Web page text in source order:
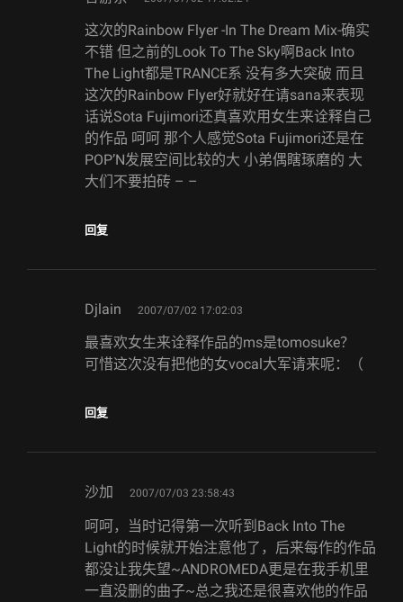
这次的Rainbow Flyer -In The Dream Mix-确实
不错 但之前的Look To The Sky啊Back Into
The Light都是TRANCE系 没有多大突破 而且
这次的Rainbow Flyer好就好在请sana来表现
话说Sota Fujimori还真喜欢用女生来诠释自己
的作品 呵呵 那个人感觉Sota Fujimori还是在
POP’N发展空间比较的大 小弟偶瞎琢磨的 大
大们不要拍砖 – –
回复
Djlain says:
2007/07/02 17:02:03
最喜欢女生来诠释作品的ms是tomosuke？
可惜这次没有把他的女vocal大军请来呢：（
回复
沙加 says:
2007/07/03 23:58:43
呵呵，当时记得第一次听到Back Into The
Light的时候就开始注意他了，后来每作的作品
都没让我失望~ANDROMEDA更是在我手机里
一直没删的曲子~总之我还是很喜欢他的作品